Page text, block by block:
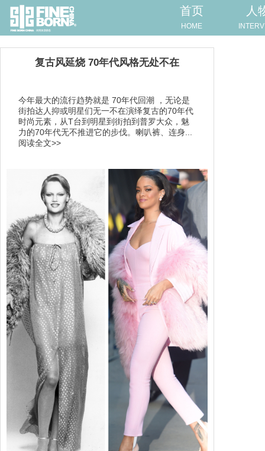
首页
HOME
人
复古风延烧 70年代风格无处不在
今年最大的流行趋势就是 70年代回潮 ，无论是
街拍达人抑或明星们无一不在演绎复古的70年代
时尚元素，从T台到明星到街拍到普罗大众，魅
力的70年代无不推进它的步伐。喇叭裤、连身...
阅读全文>>